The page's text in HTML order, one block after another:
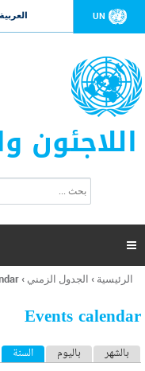
UN العربية
اللاجئون
ت
ر
ل
ح
ب

أنت
هنا
الرئيسية › الجدول الزمني ›
Events calendar
ا بالشهر باليوم السنة